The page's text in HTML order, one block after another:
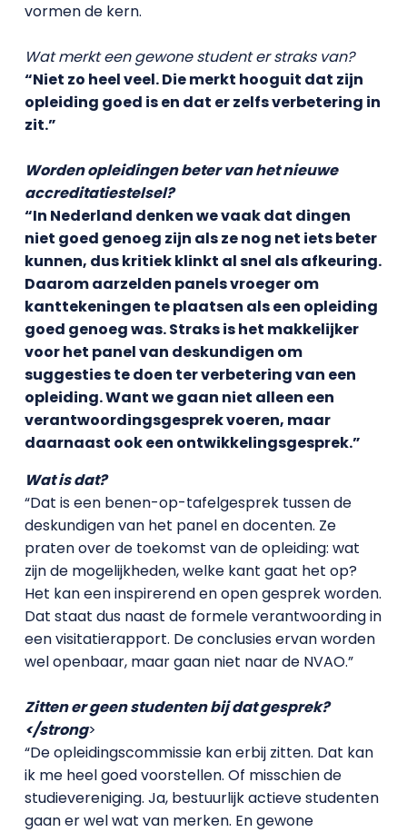
vormen de kern.
Wat merkt een gewone student er straks van?
“Niet zo heel veel. Die merkt hooguit dat zijn
opleiding goed is en dat er zelfs verbetering in
zit.”
Worden opleidingen beter van het nieuwe
accreditatiestelsel?
“In Nederland denken we vaak dat dingen
niet goed genoeg zijn als ze nog net iets beter
kunnen, dus kritiek klinkt al snel als afkeuring.
Daarom aarzelden panels vroeger om
kanttekeningen te plaatsen als een opleiding
goed genoeg was. Straks is het makkelijker
voor het panel van deskundigen om
suggesties te doen ter verbetering van een
opleiding. Want we gaan niet alleen een
verantwoordingsgesprek voeren, maar
daarnaast ook een ontwikkelingsgesprek.”
Wat is dat?
“Dat is een benen-op-tafelgesprek tussen de
deskundigen van het panel en docenten. Ze
praten over de toekomst van de opleiding: wat
zijn de mogelijkheden, welke kant gaat het op?
Het kan een inspirerend en open gesprek worden.
Dat staat dus naast de formele verantwoording in
een visitatierapport. De conclusies ervan worden
wel openbaar, maar gaan niet naar de NVAO.”
Zitten er geen studenten bij dat gesprek?
</strong>
“De opleidingscommissie kan erbij zitten. Dat kan
ik me heel goed voorstellen. Of misschien de
studievereniging. Ja, bestuurlijk actieve studenten
gaan er wel wat van merken. En gewone